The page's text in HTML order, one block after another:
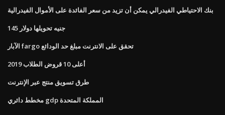
بنك الاحتياطي الفيدرالي يمكن أن تزيد من سعر الفائدة على الأموال الفيدرالية
145 جنيه تحويلها دولار
الآبار fargo تحقق على الانترنت مبلغ حد الودائع
أعلى 10 قروض الطلاب 2019
طرق تسويق منتج عبر الإنترنت
مخطط دائري gdp المملكة المتحدة